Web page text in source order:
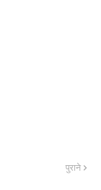
पुराने